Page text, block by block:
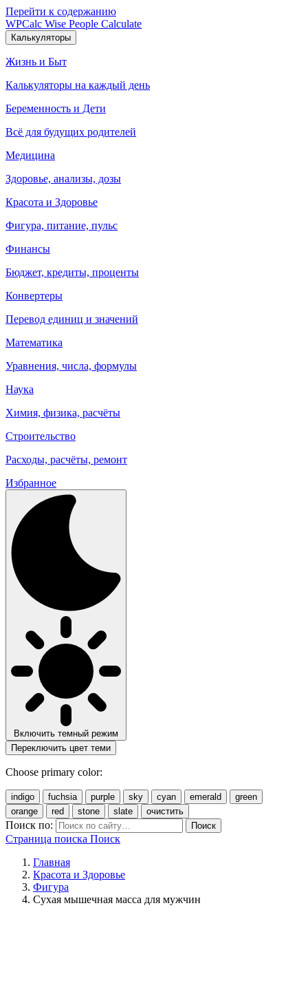
Перейти к содержанию
WPCalc Wise People Calculate
Калькуляторы
Жизнь и Быт
Калькуляторы на каждый день
Беременность и Дети
Всё для будущих родителей
Медицина
Здоровье, анализы, дозы
Красота и Здоровье
Фигура, питание, пульс
Финансы
Бюджет, кредиты, проценты
Конвертеры
Перевод единиц и значений
Математика
Уравнения, числа, формулы
Наука
Химия, физика, расчёты
Строительство
Расходы, расчёты, ремонт
Избранное
Включить темный режим
Переключить цвет теми
Choose primary color:
indigo fuchsia purple sky cyan emerald
green
orange
red stone slate очистить
Поиск по: Поиск
Страница поиска Поиск
Главная
Красота и Здоровье
Фигура
Cухая мышечная масса для мужчин